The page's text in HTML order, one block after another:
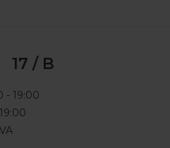
17 / B
- 19:00